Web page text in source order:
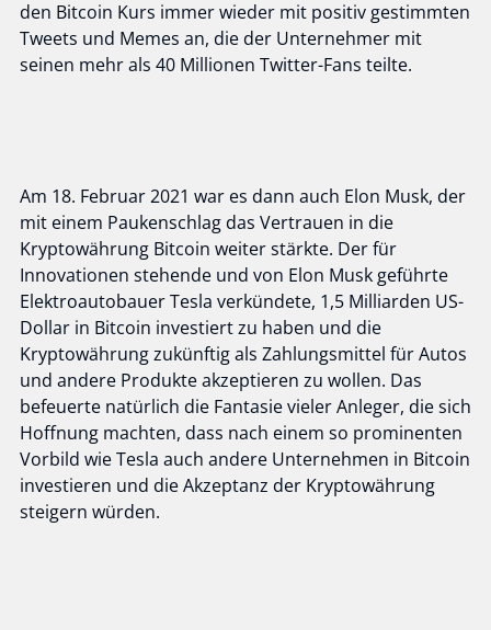
den Bitcoin Kurs immer wieder mit positiv gestimmten
Tweets und Memes an, die der Unternehmer mit
seinen mehr als 40 Millionen Twitter-Fans teilte.
Am 18. Februar 2021 war es dann auch Elon Musk, der
mit einem Paukenschlag das Vertrauen in die
Kryptowährung Bitcoin weiter stärkte. Der für
Innovationen stehende und von Elon Musk geführte
Elektroautobauer Tesla verkündete, 1,5 Milliarden US-
Dollar in Bitcoin investiert zu haben und die
Kryptowährung zukünftig als Zahlungsmittel für Autos
und andere Produkte akzeptieren zu wollen. Das
befeuerte natürlich die Fantasie vieler Anleger, die sich
Hoffnung machten, dass nach einem so prominenten
Vorbild wie Tesla auch andere Unternehmen in Bitcoin
investieren und die Akzeptanz der Kryptowährung
steigern würden.